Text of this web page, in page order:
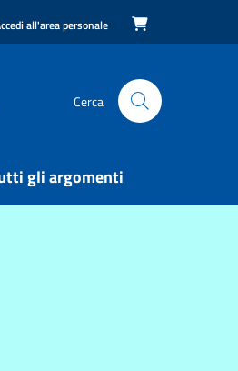
all'area personale 
Cerca
gli argomenti